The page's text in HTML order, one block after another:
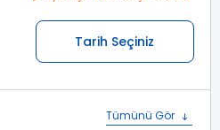
Tarih Seçiniz
Tümünü Gör